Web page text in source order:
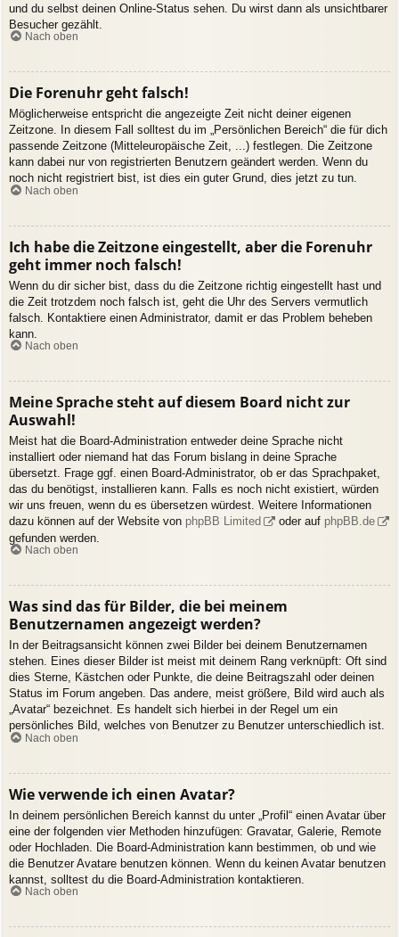
und du selbst deinen Online-Status sehen. Du wirst dann als unsichtbarer
Besucher gezählt.
Nach oben
Die Forenuhr geht falsch!
Möglicherweise entspricht die angezeigte Zeit nicht deiner eigenen
Zeitzone. In diesem Fall solltest du im „Persönlichen Bereich“ die für dich
passende Zeitzone (Mitteleuropäische Zeit, ...) festlegen. Die Zeitzone
kann dabei nur von registrierten Benutzern geändert werden. Wenn du
noch nicht registriert bist, ist dies ein guter Grund, dies jetzt zu tun.
Nach oben
Ich habe die Zeitzone eingestellt, aber die Forenuhr
geht immer noch falsch!
Wenn du dir sicher bist, dass du die Zeitzone richtig eingestellt hast und
die Zeit trotzdem noch falsch ist, geht die Uhr des Servers vermutlich
falsch. Kontaktiere einen Administrator, damit er das Problem beheben
kann.
Nach oben
Meine Sprache steht auf diesem Board nicht zur
Auswahl!
Meist hat die Board-Administration entweder deine Sprache nicht
installiert oder niemand hat das Forum bislang in deine Sprache
übersetzt. Frage ggf. einen Board-Administrator, ob er das Sprachpaket,
das du benötigst, installieren kann. Falls es noch nicht existiert, würden
wir uns freuen, wenn du es übersetzen würdest. Weitere Informationen
dazu können auf der Website von phpBB Limited oder auf phpBB.de
gefunden werden.
Nach oben
Was sind das für Bilder, die bei meinem
Benutzernamen angezeigt werden?
In der Beitragsansicht können zwei Bilder bei deinem Benutzernamen
stehen. Eines dieser Bilder ist meist mit deinem Rang verknüpft: Oft sind
dies Sterne, Kästchen oder Punkte, die deine Beitragszahl oder deinen
Status im Forum angeben. Das andere, meist größere, Bild wird auch als
„Avatar“ bezeichnet. Es handelt sich hierbei in der Regel um ein
persönliches Bild, welches von Benutzer zu Benutzer unterschiedlich ist.
Nach oben
Wie verwende ich einen Avatar?
In deinem persönlichen Bereich kannst du unter „Profil“ einen Avatar über
eine der folgenden vier Methoden hinzufügen: Gravatar, Galerie, Remote
oder Hochladen. Die Board-Administration kann bestimmen, ob und wie
die Benutzer Avatare benutzen können. Wenn du keinen Avatar benutzen
kannst, solltest du die Board-Administration kontaktieren.
Nach oben